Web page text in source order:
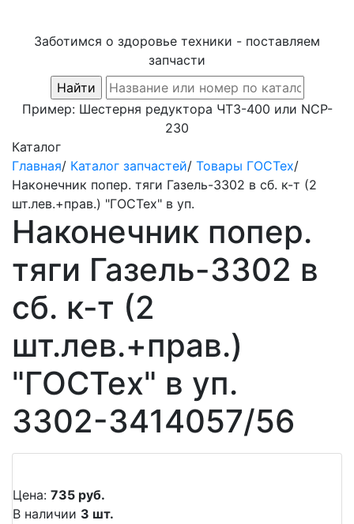
Заботимся о здоровье техники - поставляем
запчасти
Пример: Шестерня редуктора ЧТЗ-400 или NCP-
230
Каталог
Главная/ Каталог запчастей/ Товары ГОСТех/
Наконечник попер. тяги Газель-3302 в сб. к-т (2
шт.лев.+прав.) "ГОСТех" в уп.
Наконечник попер.
тяги Газель-3302 в
сб. к-т (2
шт.лев.+прав.)
"ГОСТех" в уп.
3302-3414057/56
Цена: 735 руб.
В наличии 3 шт.